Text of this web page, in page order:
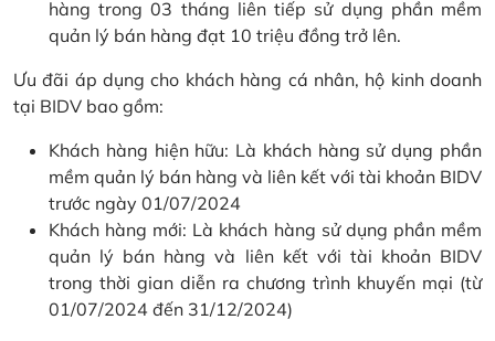
hàng trong 03 tháng liên tiếp sử dụng phần mềm
quản lý bán hàng đạt 10 triệu đồng trở lên.
Ưu đãi áp dụng cho khách hàng cá nhân, hộ kinh doanh
tại BIDV bao gồm:
Khách hàng hiện hữu: Là khách hàng sử dụng phần
mềm quản lý bán hàng và liên kết với tài khoản BIDV
trước ngày 01/07/2024
Khách hàng mới: Là khách hàng sử dụng phần mềm
quản lý bán hàng và liên kết với tài khoản BIDV
trong thời gian diễn ra chương trình khuyến mại (từ
01/07/2024 đến 31/12/2024)